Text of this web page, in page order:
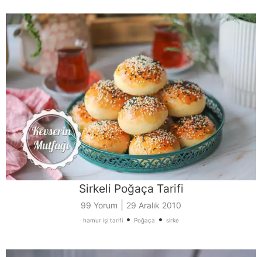
Sirkeli Poğaça Tarifi
99 Yorum 29 Aralık 2010
hamur işi tarifi • Poğaça • sirke